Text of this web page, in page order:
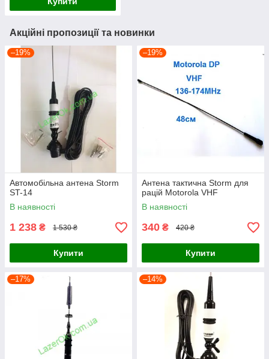
Акційні пропозиції та новинки
–19%
Автомобільна антена Storm
ST-14
В наявності
1 238 ₴ 1 530 ₴
Купити
–19%
Антена тактична Storm для
рацій Motorola VHF
В наявності
340 ₴ 420 ₴
Купити
–17% –14%